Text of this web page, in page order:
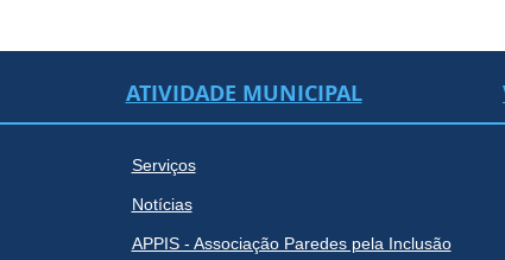
ATIVIDADE MUNICIPAL
Serviços
Notícias
APPIS - Associação Paredes pela Inclusão